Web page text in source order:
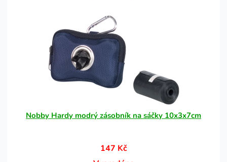
Nobby Hardy modrý zásobník na sáčky 10x3x7cm
147 Kč